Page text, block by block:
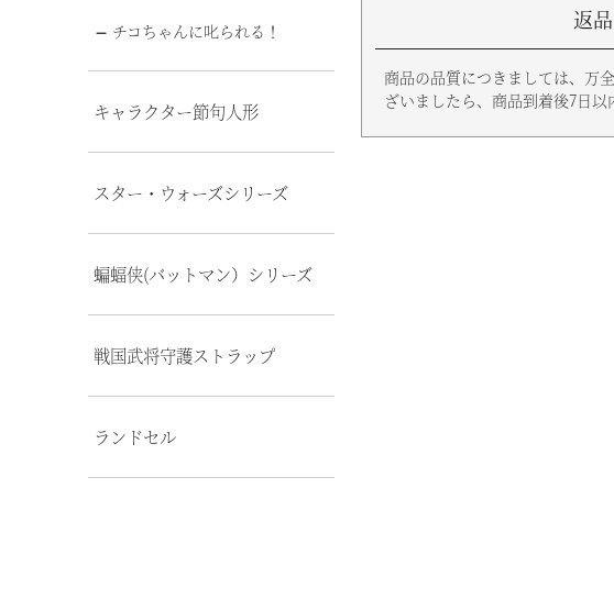
チコちゃんに叱られる！
キャラクター節句人形
スター・ウォーズシリーズ
蝙蝠侠(バットマン）シリーズ
戦国武将守護ストラップ
ランドセル
返
商品の品質につきましては、万
ざいましたら、商品到着後7日以